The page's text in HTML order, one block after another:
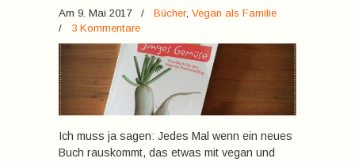
Am 9. Mai 2017 / Bücher, Vegan als Familie
/ 3 Kommentare
Ich muss ja sagen: Jedes Mal wenn ein neues
Buch rauskommt, das etwas mit vegan und